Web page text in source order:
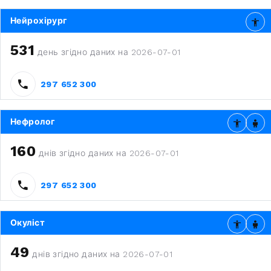
Нейрохірург
531 день згідно даних на 2026-07-01
297 652 300
Нефролог
160 днів згідно даних на 2026-07-01
297 652 300
Окуліст
49 днів згідно даних на 2026-07-01